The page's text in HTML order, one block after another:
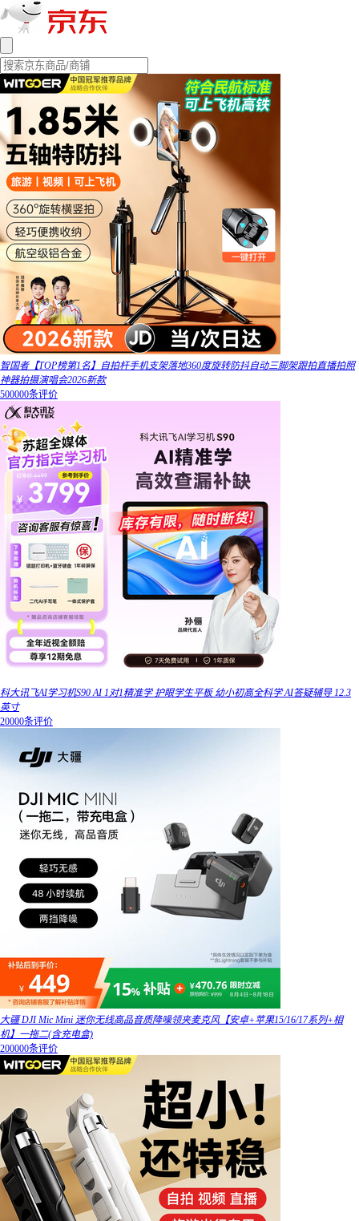
智国者【TOP榜第1名】自拍杆手机支架落地360度旋转防抖自动三脚架跟拍直播拍照
神器拍摄演唱会2026新款
500000条评价
科大讯飞AI学习机S90 AI 1对1精准学 护眼学生平板 幼小初高全科学 AI答疑辅导 12.3
英寸
20000条评价
大疆 DJI Mic Mini 迷你无线高品音质降噪领夹麦克风【安卓+苹果15/16/17系列+相
机】一拖二(含充电盒)
200000条评价